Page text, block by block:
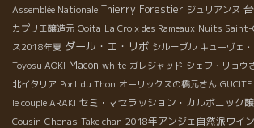
Assemblée Nationale Thierry Forestier ジュリアンヌ
カプリエ醸造元 Ooita La Croix des Rameaux Nuits Saint-
ス2018年夏 ダール・エ・リボ シルーブル キューヴェ
Toyosu AOKI Macon white ガレジャッド シェフ・リョウ
北イタリア Port du Thon オーリックスの橋元さん GUCITE
le couple ARAKI セミ・マセラッション・カルボニック
Cousin Chenas Take chan 2018年アンジェ自然派ワイ